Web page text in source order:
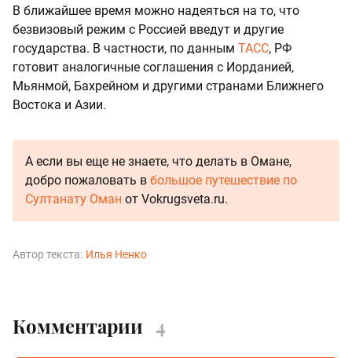
В ближайшее время можно надеяться на то, что
безвизовый режим с Россией введут и другие
государства. В частности, по данным ТАСС, РФ
готовит аналогичные соглашения с Иорданией,
Мьянмой, Бахрейном и другими странами Ближнего
Востока и Азии.
А если вы еще не знаете, что делать в Омане,
добро пожаловать в большое путешествие по
Султанату Оман от Vokrugsveta.ru.
Автор текста: Илья Ненко
Комментарии 4